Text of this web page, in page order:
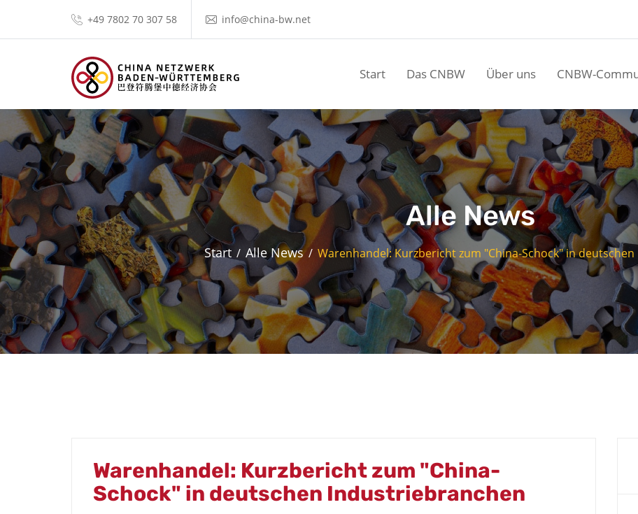
+49 7802 70 307 58 info@china-bw.net
Start Das CNBW Über uns CNBW-
Alle News
Start Alle News Warenhandel: Kurzbericht zum "China-Schock" in
Warenhandel: Kurzbericht zum "China-
Schock" in deutschen Industriebranchen